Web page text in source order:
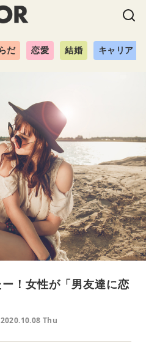
だ 恋愛 結婚 キャリア
！女性が「男友達に恋
2020.10.08 Thu